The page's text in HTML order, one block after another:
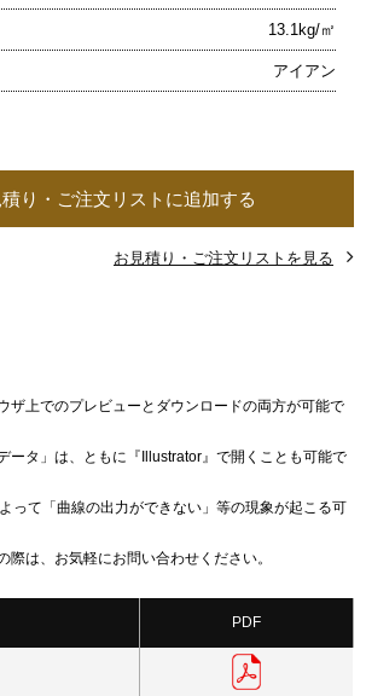
13.1kg/㎡
アイアン
り・ご注文リストに追加する
お見積り・ご注文リストを見る
ザ上でのプレビューとダウンロードの両方が可能で
ータ」は、ともに『Illustrator』で開くことも可能で
って「曲線の出力ができない」等の現象が起こる可
際は、お気軽にお問い合わせください。
PDF